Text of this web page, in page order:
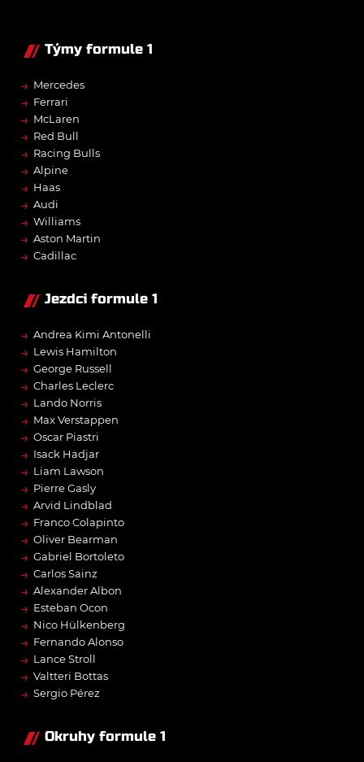
Týmy formule 1
→ Mercedes
→ Ferrari
→ McLaren
→ Red Bull
→ Racing Bulls
→ Alpine
→ Haas
→ Audi
→ Williams
→ Aston Martin
→ Cadillac
Jezdci formule 1
→ Andrea Kimi Antonelli
→ Lewis Hamilton
→ George Russell
→ Charles Leclerc
→ Lando Norris
→ Max Verstappen
→ Oscar Piastri
→ Isack Hadjar
→ Liam Lawson
→ Pierre Gasly
→ Arvid Lindblad
→ Franco Colapinto
→ Oliver Bearman
→ Gabriel Bortoleto
→ Carlos Sainz
→ Alexander Albon
→ Esteban Ocon
→ Nico Hülkenberg
→ Fernando Alonso
→ Lance Stroll
→ Valtteri Bottas
→ Sergio Pérez
Okruhy formule 1